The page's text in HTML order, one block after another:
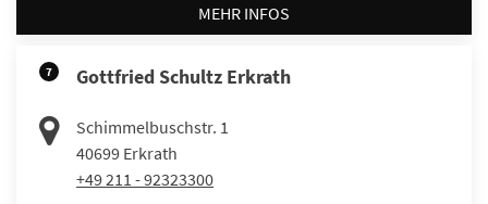
MEHR INFOS
7 Gottfried Schultz Erkrath
Schimmelbuschstr. 1
40699 Erkrath
+49 211 - 92323300